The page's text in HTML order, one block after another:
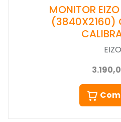
MONITOR
(3840X2160)
EIZO